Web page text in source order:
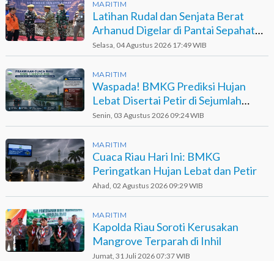
MARITIM
Latihan Rudal dan Senjata Berat
Arhanud Digelar di Pantai Sepahat
Bengkalis
Selasa, 04 Agustus 2026 17:49 WIB
MARITIM
Waspada! BMKG Prediksi Hujan
Lebat Disertai Petir di Sejumlah
Wilayah Riau
Senin, 03 Agustus 2026 09:24 WIB
MARITIM
Cuaca Riau Hari Ini: BMKG
Peringatkan Hujan Lebat dan Petir
Ahad, 02 Agustus 2026 09:29 WIB
MARITIM
Kapolda Riau Soroti Kerusakan
Mangrove Terparah di Inhil
Jumat, 31 Juli 2026 07:37 WIB